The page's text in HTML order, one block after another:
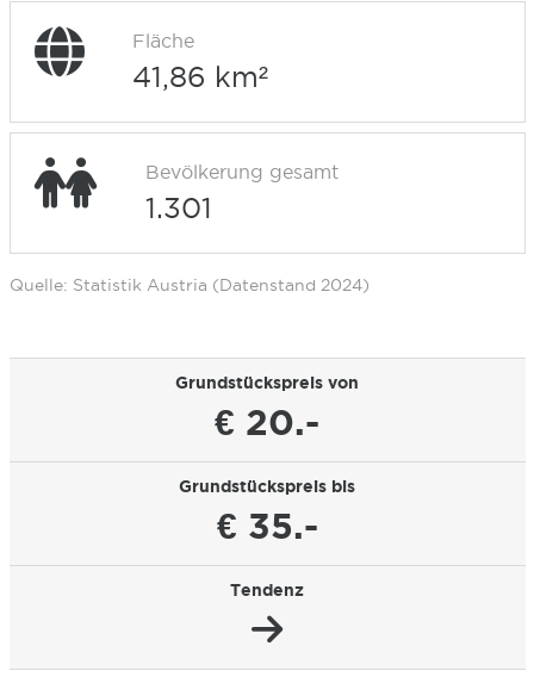
Fläche
41,86 km²
Bevölkerung gesamt
1.301
Quelle: Statistik Austria (Datenstand 2024)
Grundstückspreis von
€ 20.-
Grundstückspreis bis
€ 35.-
Tendenz